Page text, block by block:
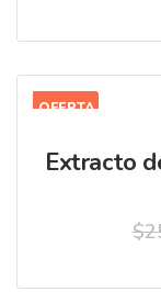
OFERTA
Extracto
$